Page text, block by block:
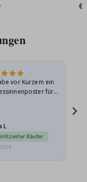
vor Kurzem ein
für
L
Käufer